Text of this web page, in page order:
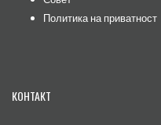
Политика на приватност
КОНТАКТ